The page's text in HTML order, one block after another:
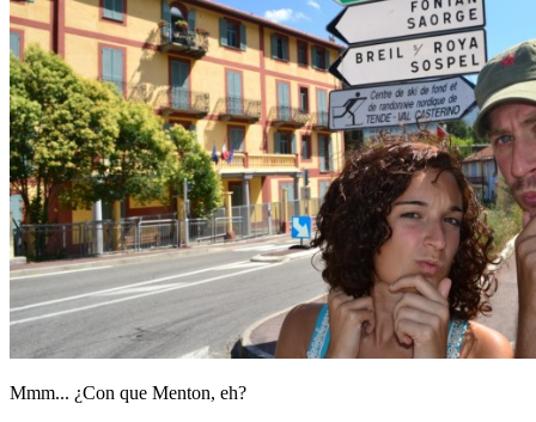
Mmm... ¿Con que Menton, eh?